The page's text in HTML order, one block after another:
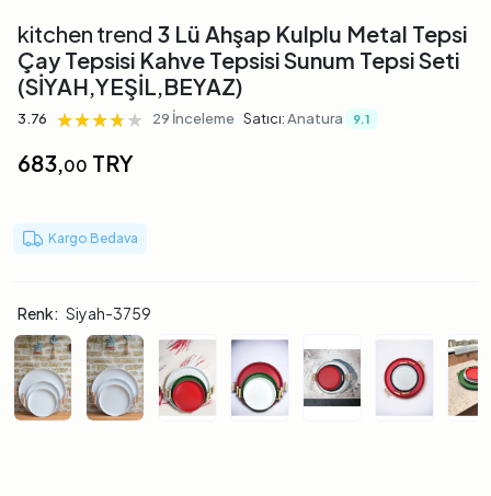
kitchen trend 3 Lü Ahşap Kulplu Metal Tepsi
Çay Tepsisi Kahve Tepsisi Sunum Tepsi Seti
(SİYAH,YEŞİL,BEYAZ)
3.76 ★★★★★
★★★★★
★★★★★ 29 İnceleme Satıcı:Anatura 9.1
683,00 TRY
Kargo Bedava
Renk: Siyah-3759